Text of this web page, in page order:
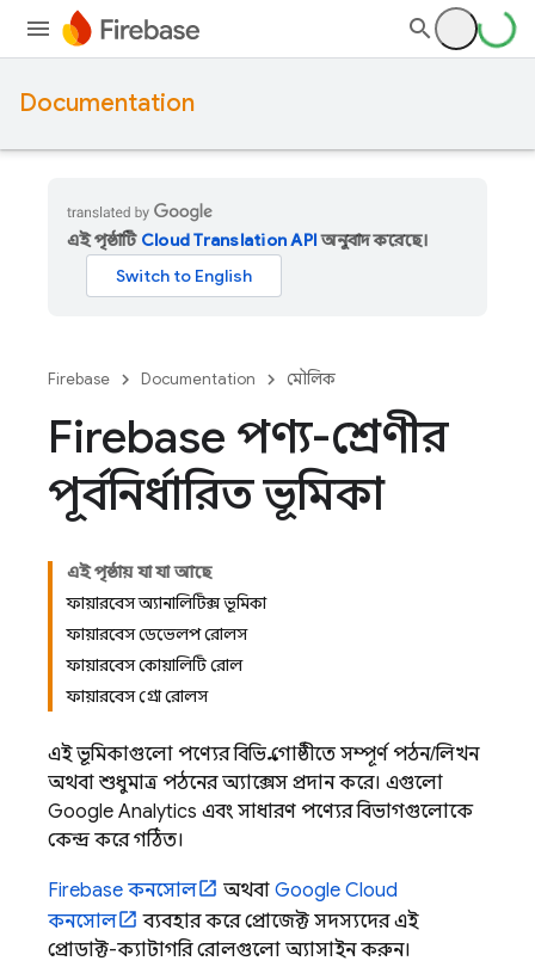
Documentation
এই পৃষ্ঠাটি Cloud Translation APIঅনুবাদ করেছে।
Firebase Documentation মৌলিক
Firebase পণ্য-শ্রেণীর
পূর্বনির্ধারিত ভূমিকা
এই পৃষ্ঠায় যা যা আছে
ফায়ারবেস অ্যানালিটিক্স ভূমিকা
ফায়ারবেস ডেভেলপ রোলস
ফায়ারবেস কোয়ালিটি রোল
ফায়ারবেস গ্রো রোলস
এই ভূমিকাগুলো পণ্যের বিভিন্ন গোষ্ঠীতে সম্পূর্ণ পঠন/লিখন
অথবা শুধুমাত্র পঠনের অ্যাক্সেস প্রদান করে। এগুলো
Google Analytics এবং সাধারণ পণ্যের বিভাগগুলোকে
কেন্দ্র করে গঠিত।
Firebase কনসোল অথবা Google Cloud
কনসোল
ব্যবহার করে প্রোজেক্ট সদস্যদের এই
প্রোডাক্ট-ক্যাটাগরি রোলগুলো অ্যাসাইন করুন।